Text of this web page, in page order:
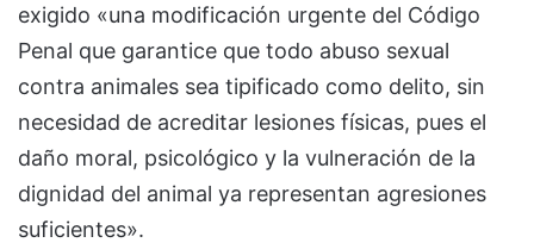
exigido «una modificación urgente del Código
Penal que garantice que todo abuso sexual
contra animales sea tipificado como delito, sin
necesidad de acreditar lesiones físicas, pues el
daño moral, psicológico y la vulneración de la
dignidad del animal ya representan agresiones
suficientes».